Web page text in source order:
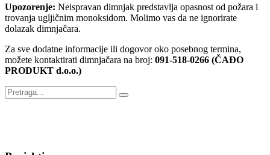
Upozorenje: Neispravan dimnjak predstavlja opasnost od požara i
trovanja ugljičnim monoksidom. Molimo vas da ne ignorirate
dolazak dimnjačara.
Za sve dodatne informacije ili dogovor oko posebnog termina,
možete kontaktirati dimnjačara na broj: 091-518-0266 (ČAĐO
PRODUKT d.o.o.)